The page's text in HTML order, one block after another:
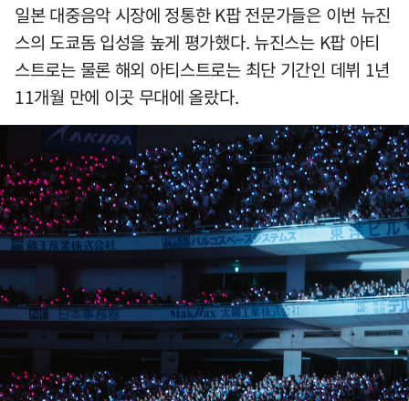
일본 대중음악 시장에 정통한 K팝 전문가들은 이번 뉴진
스의 도쿄돔 입성을 높게 평가했다. 뉴진스는 K팝 아티
스트로는 물론 해외 아티스트로는 최단 기간인 데뷔 1년
11개월 만에 이곳 무대에 올랐다.